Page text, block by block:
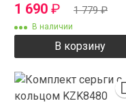
1 690 ₽ 1 779₽
В наличии
В корзину